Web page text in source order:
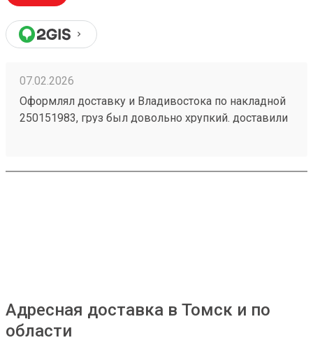
07.02.2026
Оформлял доставку и Владивостока по накладной
250151983, груз был довольно хрупкий. доставили
Адресная доставка в Томск и по
области